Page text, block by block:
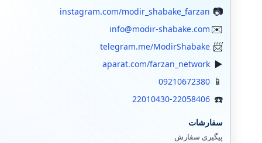
instagram.com/modir_shabake_farzan
info@modir-shabake.com
telegram.me/ModirShabake
aparat.com/farzan_network
09210672380
22010430-22058406
سفارشات
پیگیری سفارش